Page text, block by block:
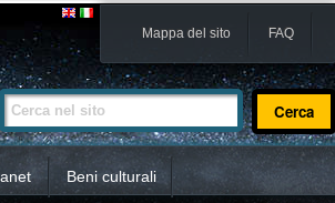
Mappa del sito FAQ
nel sito
Beni culturali